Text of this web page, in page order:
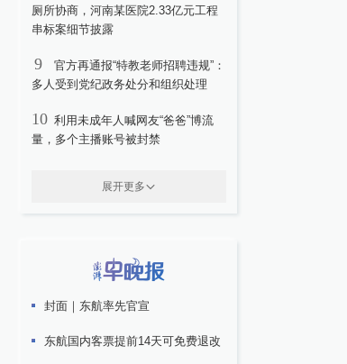
厕所协商，河南某医院2.33亿元工程
串标案细节披露
9
官方再通报“特教老师招聘违规”：
多人受到党纪政务处分和组织处理
10 利用未成年人喊网友“爸爸”博流
量，多个主播账号被封禁
展开更多
封面｜东航率先官宣
东航国内客票提前14天可免费退改